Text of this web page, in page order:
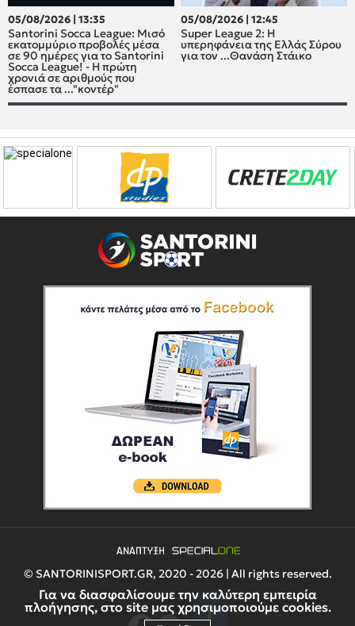
Για να διασφαλίσουμε την καλύτερη εμπειρία
πλοήγησης, στο site μας χρησιμοποιούμε cookies.
05/08/2026 | 13:35
Santorini Socca League: Μισό
εκατομμύριο προβολές μέσα
σε 90 ημέρες για το Santorini
Socca League! - Η πρώτη
χρονιά σε αριθμούς που
έσπασε τα ..."κοντέρ"
05/08/2026 | 12:45
Super League 2: H
υπερηφάνεια της Ελλάς Σύρου
για τον ...Θανάση Στάικο
© SANTORINISPORT.GR, 2020 - 2026 | All rights reserved.